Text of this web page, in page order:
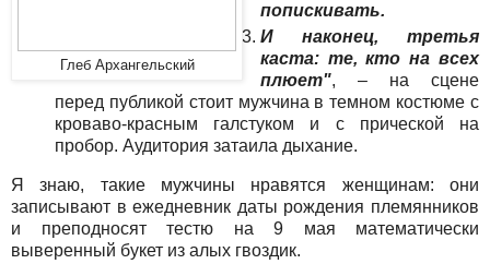
Глеб Архангельский
попискивать.
И наконец, третья
каста: те, кто на всех
плюет", – на сцене
перед публикой стоит мужчина в темном костюме с
кроваво-красным галстуком и с прической на
пробор. Аудитория затаила дыхание.
Я знаю, такие мужчины нравятся женщинам: они
записывают в ежедневник даты рождения племянников
и преподносят тестю на 9 мая математически
выверенный букет из алых гвоздик.